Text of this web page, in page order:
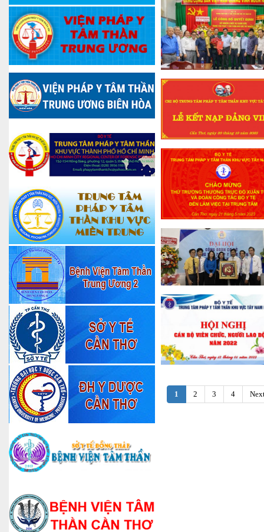
1 2 3 4